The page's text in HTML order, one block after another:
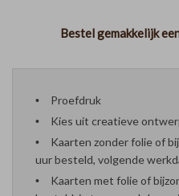
Bestel gemakkelijk
Proefdruk
Kies uit creatieve
Kaarten zonder folie of
uur besteld, volgende
Kaarten met folie of